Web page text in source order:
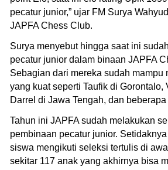
pecatur junior,” ujar FM Surya
JAPFA Chess Club.
Surya menyebut hingga saat ini
pecatur junior dalam binaan JAPFA
Sebagian dari mereka sudah mampu
yang kuat seperti Taufik di Gorontalo,
Darrel di Jawa Tengah, dan
Tahun ini JAPFA sudah melakukan
pembinaan pecatur junior.
siswa mengikuti seleksi tertulis di
sekitar 117 anak yang akhirnya bisa